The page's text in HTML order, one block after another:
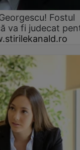
Fostul
va fi judecat